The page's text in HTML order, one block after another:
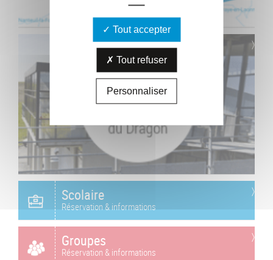
Scolaire
Réservation & informations
Groupes
Réservation & informations
Tout accepter
Tout refuser
Personnaliser